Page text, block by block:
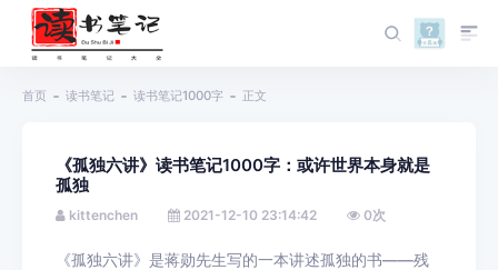
首页 读书笔记 读书笔记1000字 正文
《孤独六讲》读书笔记1000字：或许世界本身就是
孤独
kittenchen 2021-12-10 23:14:42 0次
《孤独六讲》是蒋勋先生写的一本讲述孤独的书——残